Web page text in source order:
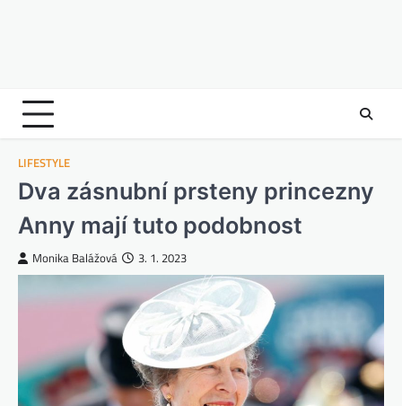
LIFESTYLE
Dva zásnubní prsteny princezny
Anny mají tuto podobnost
Monika Balážová 3. 1. 2023